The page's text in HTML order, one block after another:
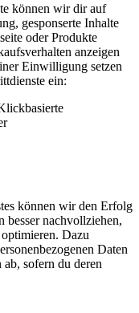
können wir dir auf
gesponserte Inhalte
oder Produkte
anzeigen
Einwilligung setzen
ein:
können wir den Erfolg
besser nachvollziehen,
Dazu
Daten
sofern du deren